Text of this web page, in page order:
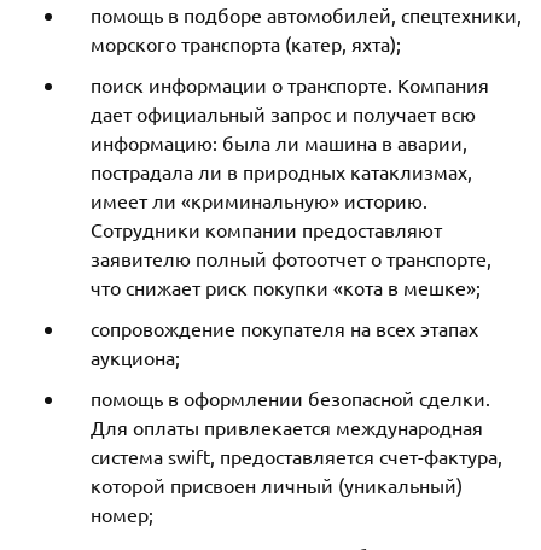
помощь в подборе автомобилей, спецтехники,
морского транспорта (катер, яхта);
поиск информации о транспорте. Компания
дает официальный запрос и получает всю
информацию: была ли машина в аварии,
пострадала ли в природных катаклизмах,
имеет ли «криминальную» историю.
Сотрудники компании предоставляют
заявителю полный фотоотчет о транспорте,
что снижает риск покупки «кота в мешке»;
сопровождение покупателя на всех этапах
аукциона;
помощь в оформлении безопасной сделки.
Для оплаты привлекается международная
система swift, предоставляется счет-фактура,
которой присвоен личный (уникальный)
номер;